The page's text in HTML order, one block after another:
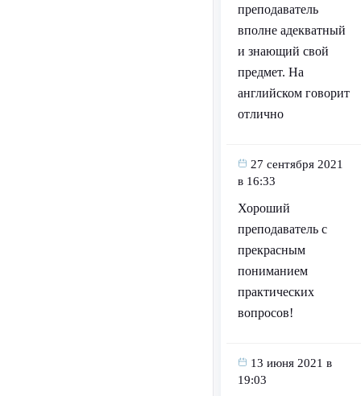
преподаватель
вполне адекватный
и знающий свой
предмет. На
английском говорит
отлично
27 сентября 2021
в 16:33
Хороший
преподаватель с
прекрасным
пониманием
практических
вопросов!
13 июня 2021 в
19:03